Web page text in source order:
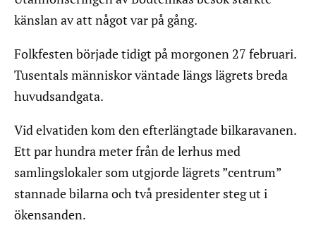
känslan av att något var på gång.
Folkfesten började tidigt på morgonen 27 februari.
Tusentals människor väntade längs lägrets breda
huvudsandgata.
Vid elvatiden kom den efterlängtade bilkaravanen.
Ett par hundra meter från de lerhus med
samlingslokaler som utgjorde lägrets ”centrum”
stannade bilarna och två presidenter steg ut i
ökensanden.